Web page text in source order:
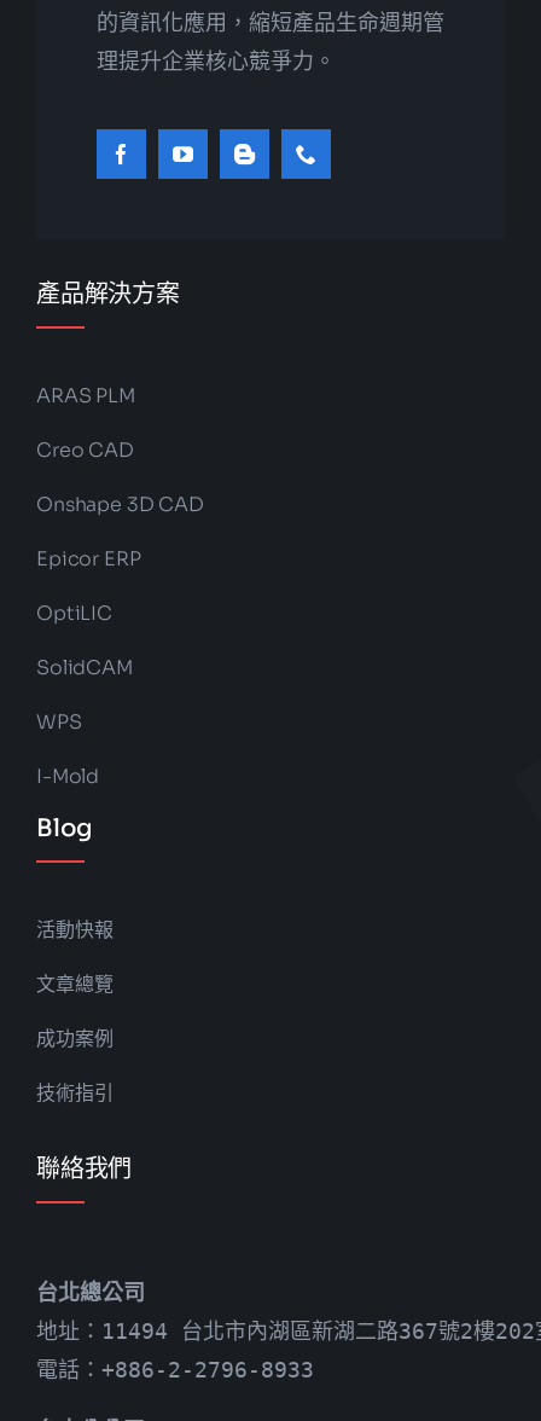
的資訊化應用，縮短產品生命週期管
理提升企業核心競爭力。
產品解決方案
ARAS PLM
Creo CAD
Onshape 3D CAD
Epicor ERP
OptiLIC
SolidCAM
WPS
I-Mold
Blog
活動快報
文章總覽
成功案例
技術指引
聯絡我們
台北總公司
地址：11494 台北市內湖區新湖二路367號2樓202
電話：+886-2-2796-8933